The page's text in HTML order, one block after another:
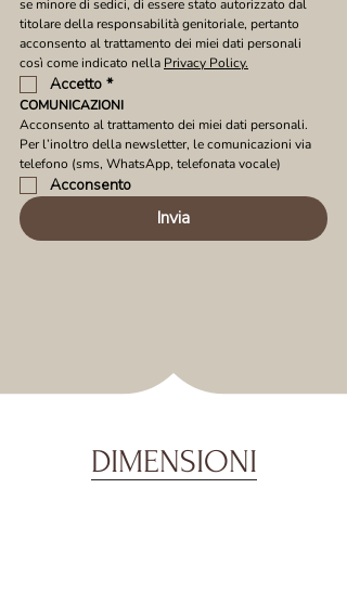
se minore di sedici, di essere stato autorizzato dal
titolare della responsabilità genitoriale, pertanto
acconsento al trattamento dei miei dati personali
così come indicato nella Privacy Policy.
Accetto *
COMUNICAZIONI
Acconsento al trattamento dei miei dati personali.
Per l’inoltro della newsletter, le comunicazioni via
telefono (sms, WhatsApp, telefonata vocale)
Acconsento
Invia
DIMENSIONI